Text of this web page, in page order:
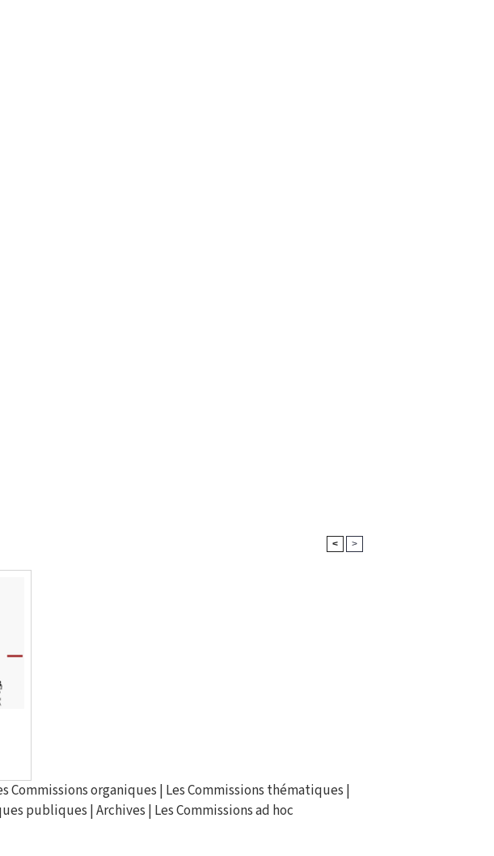
< >
Commissions organiques | Les Commissions thématiques |
publiques |Archives | Les Commissions ad hoc